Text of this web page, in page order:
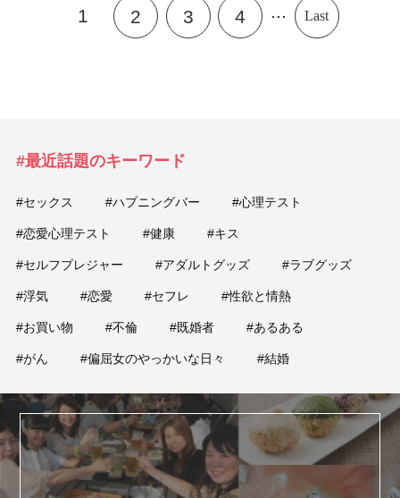
1 2 3 4 ... Last
#最近話題のキーワード
#セックス #ハプニングバー #心理テスト
#恋愛心理テスト #健康 #キス
#セルフプレジャー #アダルトグッズ #ラブグッズ
#浮気 #恋愛 #セフレ #性欲と情熱
#お買い物 #不倫 #既婚者 #あるある
#がん #偏屈女のやっかいな日々 #結婚